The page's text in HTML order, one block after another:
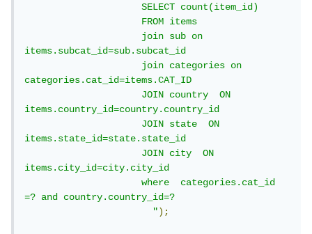
SELECT count(item_id)
FROM items
join sub on
items.subcat_id=sub.subcat_id
join categories on
categories.cat_id=items.CAT_ID
JOIN country  ON
items.country_id=country.country_id
JOIN state  ON
items.state_id=state.state_id
JOIN city  ON
items.city_id=city.city_id
where  categories.cat_id
=? and country.country_id=?
");